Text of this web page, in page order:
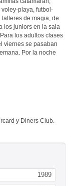
playa, futbol-
de magia, de
los juniors en la sala
los adultos clases
viernes se pasaban
Por la noche
y Diners Club.
1989